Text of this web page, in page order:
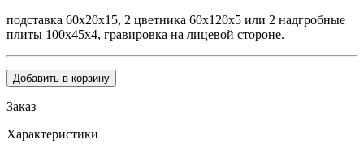
подставка 60х20х15, 2 цветника 60х120х5 или 2 надгробные
плиты 100х45х4, гравировка на лицевой стороне.
Добавить в корзину
Заказ
Характеристики